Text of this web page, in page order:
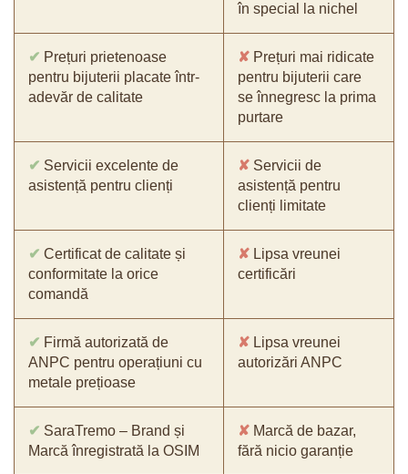
în special la nichel
✔ Prețuri prietenoase
pentru bijuterii placate într-
adevăr de calitate
✘ Prețuri mai ridicate
pentru bijuterii care
se înnegresc la prima
purtare
✔ Servicii excelente de
asistență pentru clienți
✘ Servicii de
asistență pentru
clienți limitate
✔ Certificat de calitate și
conformitate la orice
comandă
✘ Lipsa vreunei
certificări
✔ Firmă autorizată de
ANPC pentru operațiuni cu
metale prețioase
✘ Lipsa vreunei
autorizări ANPC
✔ SaraTremo – Brand și
Marcă înregistrată la OSIM
✘ Marcă de bazar,
fără nicio garanție